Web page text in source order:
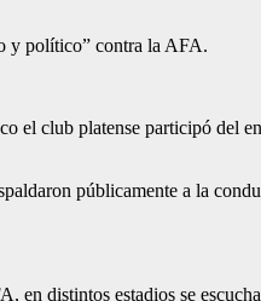
y político” contra la AFA.
el club platense participó del
públicamente a la
distintos estadios se